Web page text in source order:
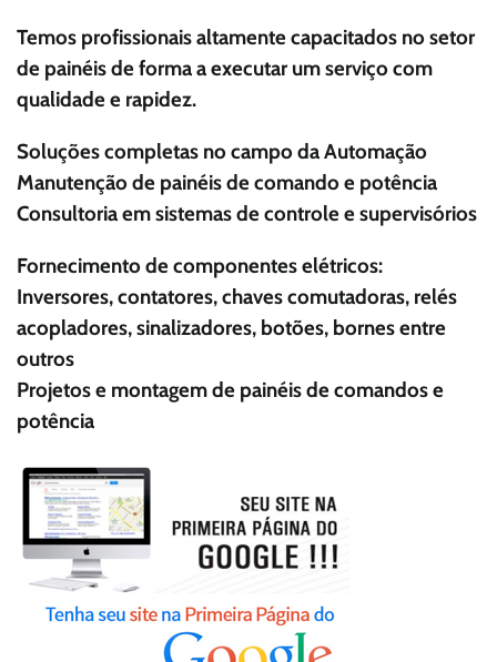
Temos profissionais altamente capacitados no setor
de painéis de forma a executar um serviço com
qualidade e rapidez.
Soluções completas no campo da Automação
Manutenção de painéis de comando e potência
Consultoria em sistemas de controle e supervisórios
Fornecimento de componentes elétricos:
Inversores, contatores, chaves comutadoras, relés
acopladores, sinalizadores, botões, bornes entre
outros
Projetos e montagem de painéis de comandos e
potência